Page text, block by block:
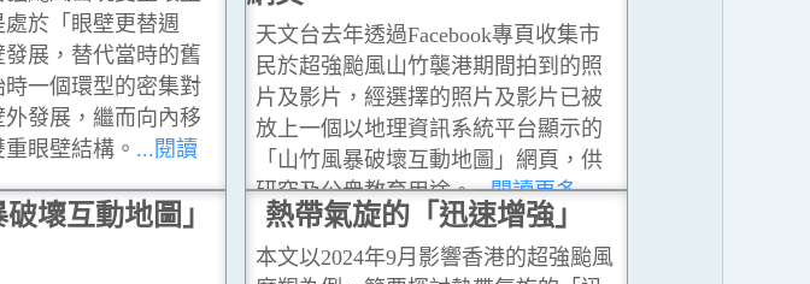
於「眼壁更替週
展，替代當時的舊
一個環型的密集對
發展，繼而向內移
眼壁結構。 ...閱讀
天文台去年透過Facebook專頁收集市
民於超強颱風山竹襲港期間拍到的照
片及影片，經選擇的照片及影片已被
放上一個以地理資訊系統平台顯示的
「山竹風暴破壞互動地圖」網頁，供
研究及公衆教育用途。...閱讀更多
破壞互動地圖」
熱帶氣旋的「迅速增強」
本文以2024年9月影響香港的超強颱風